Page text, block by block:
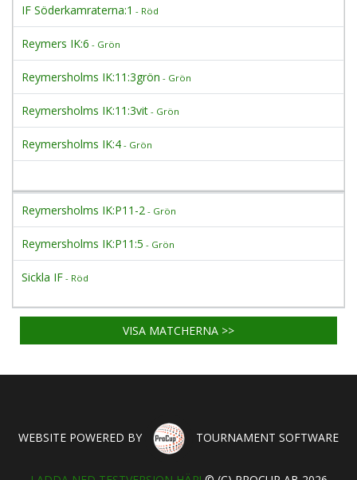
IF Söderkamraterna:1 - Röd
Reymers IK:6 - Grön
Reymersholms IK:11:3grön - Grön
Reymersholms IK:11:3vit - Grön
Reymersholms IK:4 - Grön
Reymersholms IK:P11-2 - Grön
Reymersholms IK:P11:5 - Grön
Sickla IF - Röd
VISA MATCHERNA >>
WEBSITE POWERED BY TOURNAMENT SOFTWARE